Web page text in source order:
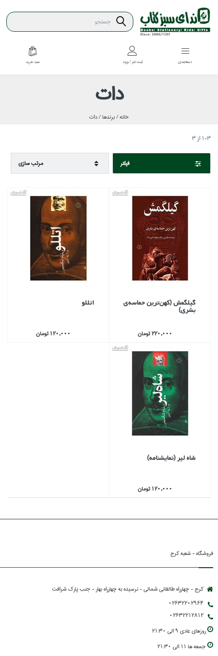
دسته‌بندي ثبت نام / ورود سبد خريد
دات
خانه /برندها /دات
1-3از3
فيلتر مرتب سازي
گيلگمش (كهن‌ترين حماسه‌ي
بشري)
220,000 تومان
اتللو
120,000 تومان
شاه لير (نمايشنامه)
120,000 تومان
فروشگاه - شعبه کرج
کرج - چهارراه طالقانی شمالی - نرسیده به چهارراه بهار - جنب پارك شرافت
02632202964
02632212812
روزهاي عادي 9 الي 21:30
جمعه ها 11 الي 21:30